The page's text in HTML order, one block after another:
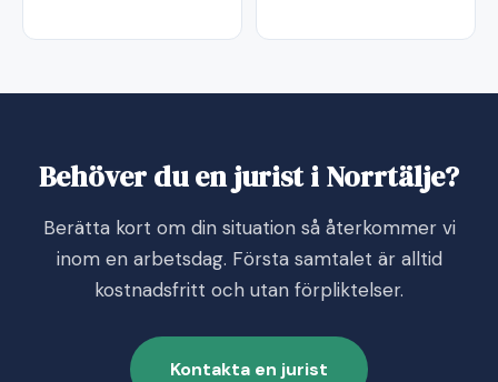
Behöver du en jurist i Norrtälje?
Berätta kort om din situation så återkommer vi
inom en arbetsdag. Första samtalet är alltid
kostnadsfritt och utan förpliktelser.
Kontakta en jurist